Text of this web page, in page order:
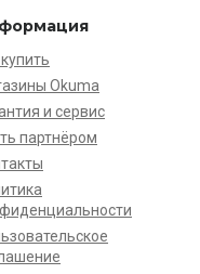
Okuma
и сервис
партнёром